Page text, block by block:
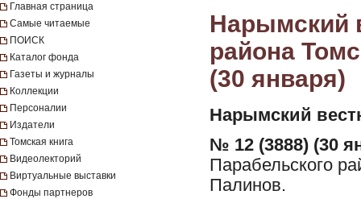
Главная страница
Самые читаемые
ПОИСК
Каталог фонда
Газеты и журналы
Коллекции
Персоналии
Издатели
Томская книга
Видеолекторий
Виртуальные выставки
Фонды партнеров
Нарымский
района
(30 января)
Нарымский
№ 12 (3888) (30
Парабельского
Палинов.